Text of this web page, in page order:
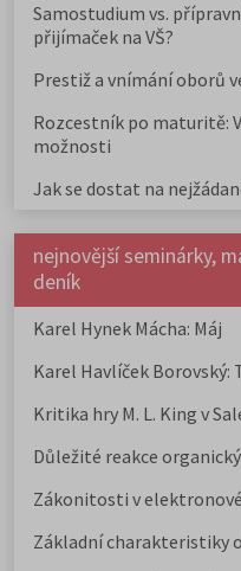
Samostudium vs.
přijímaček na VŠ?
Prestiž a vnímání oborů
Rozcestník po maturitě:
možnosti
Jak se dostat na
nejnovější seminárky,
deník
Karel Hynek Mácha: Máj
Karel Havlíček Borovský:
Kritika hry M. L. King v
Důležité reakce
Zákonitosti v
Základní charakteristiky